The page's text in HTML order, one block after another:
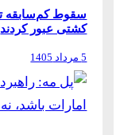
کشتی عبور کردند
5 مرداد 1405